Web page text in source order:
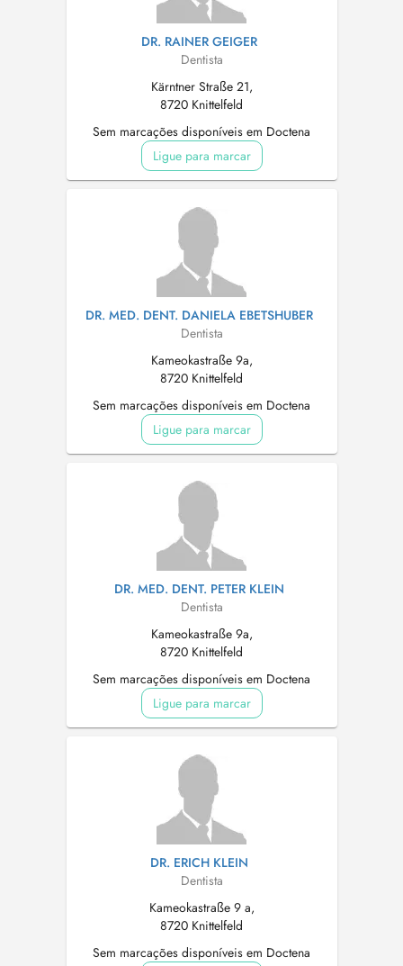
DR. RAINER GEIGER
Dentista
Kärntner Straße 21,
8720 Knittelfeld
Sem marcações disponíveis em Doctena
Ligue para marcar
DR. MED. DENT. DANIELA EBETSHUBER
Dentista
Kameokastraße 9a,
8720 Knittelfeld
Sem marcações disponíveis em Doctena
Ligue para marcar
DR. MED. DENT. PETER KLEIN
Dentista
Kameokastraße 9a,
8720 Knittelfeld
Sem marcações disponíveis em Doctena
Ligue para marcar
DR. ERICH KLEIN
Dentista
Kameokastraße 9 a,
8720 Knittelfeld
Sem marcações disponíveis em Doctena